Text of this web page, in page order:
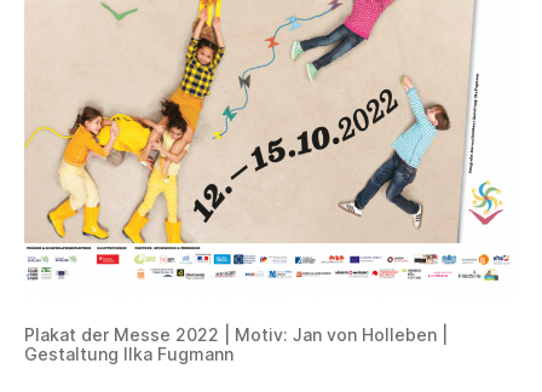
Plakat der Messe 2022 | Motiv: Jan von Holleben |
Gestaltung Ilka Fugmann